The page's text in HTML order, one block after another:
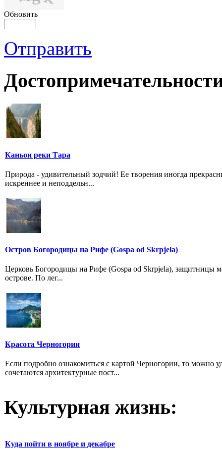
Обновить
Отправить
Каньон реки Тара
Природа - удивительный зодчий! Ее творения иногда
искреннее и неподдельн...
Остров Богородицы на Рифе (Gospa od Skrpjela)
Церковь Богородицы на Рифе (Gospa od Skrpjela), защитницы
острове. По лег...
Красота Черногории
Если подробно ознакомиться с картой Черногории, то можно
сочетаются архитектурные пост...
Культурная жизнь:
Куда пойти в ноябре и декабре